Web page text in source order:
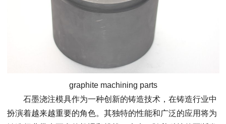
graphite machining parts
石墨浇注模具作为一种创新的铸造技术，在铸造行业中
扮演着越来越重要的角色。其独特的性能和广泛的应用将为